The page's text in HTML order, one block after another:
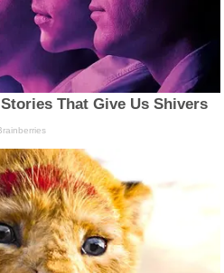
That Give Us Shivers